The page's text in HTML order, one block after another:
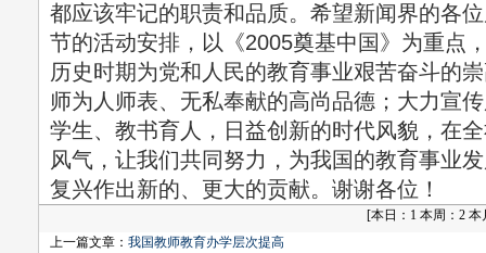
都应该牢记的职责和品质。希望新闻界的各
节的活动安排，以《2005奠基中国》为重点
历史时期为党和人民的教育事业艰苦奋斗的
师为人师表、无私奉献的高尚品德；大力宣
学生、教书育人，日益创新的时代风貌，在
风气，让我们共同努力，为我国的教育事业
复兴作出新的、更大的贡献。谢谢各位！
[本日：1 本周：2
上一篇文章： 我国教师教育办学层次提高